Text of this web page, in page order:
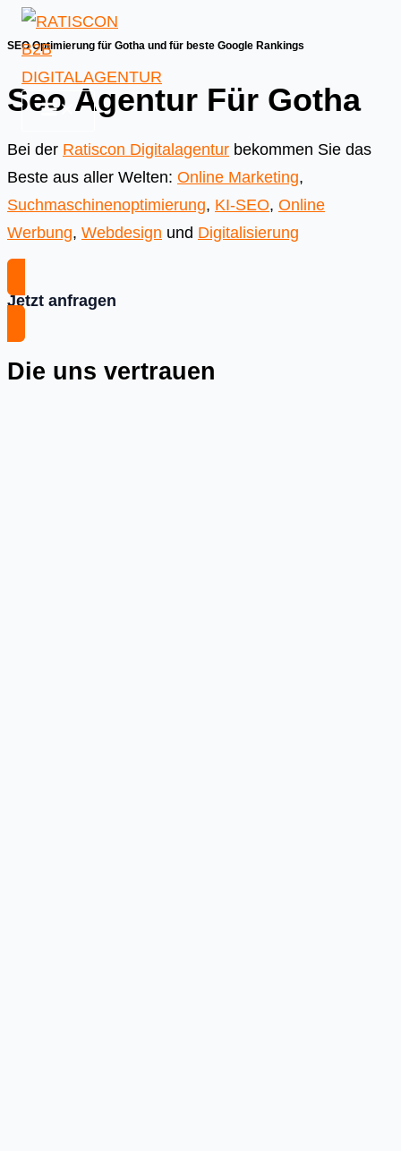
Skip
to
content
SEO Optimierung für Gotha und für beste Google Rankings
Seo Agentur Für Gotha
Bei der Ratiscon Digitalagentur bekommen Sie das
Beste aus aller Welten: Online Marketing,
Suchmaschinenoptimierung, KI-SEO, Online
Werbung, Webdesign und Digitalisierung
Jetzt anfragen
Die uns vertrauen